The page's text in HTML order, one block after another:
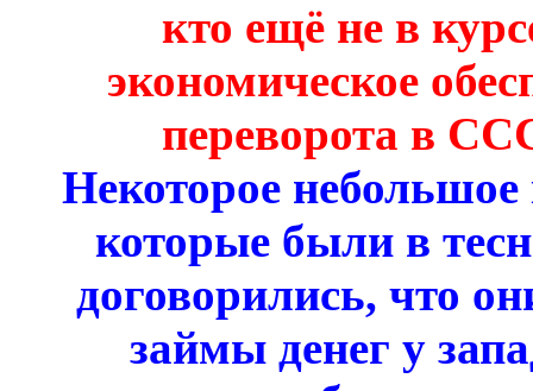
кто ещё не в
экономическое
переворота в
Некоторое
которые были в
договорились, что
займы денег у